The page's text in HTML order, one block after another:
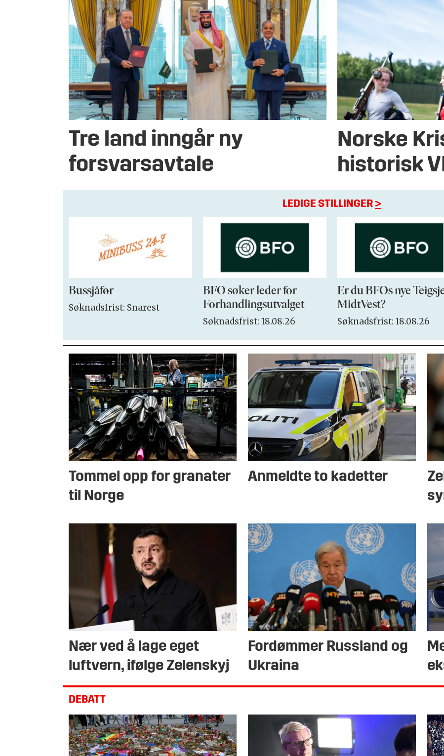
Tre land inngår ny
forsvarsavtale
Norske
historisk
LEDIGE STILLINGER>
Bussjåfør
Søknadsfrist: Snarest
BFO søker leder for
Forhandlingsutvalget
Søknadsfrist: 18.08.26
Er du BFOs nye
MidtVest?
Søknadsfrist: 18.08.26
Tommel opp for granater
til Norge
Anmeldte to kadetter
Nær ved å lage eget
luftvern, ifølge Zelenskyj
Fordømmer Russland og
Ukraina
DEBATT